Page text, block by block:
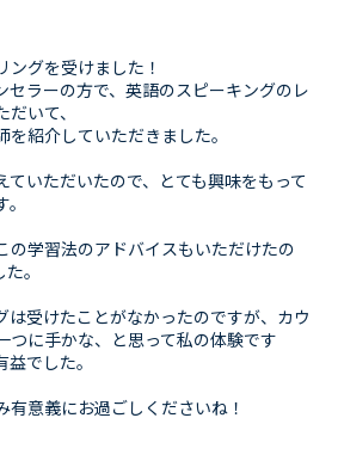
グを受けました！
セラーの方で、英語のスピーキングのレ
いて、
紹介していただきました。
いただいたので、とても興味をもって
の学習法のアドバイスもいただけたの
。
は受けたことがなかったのですが、カウ
つに手かな、と思って私の体験です
でした。
有意義にお過ごしくださいね！